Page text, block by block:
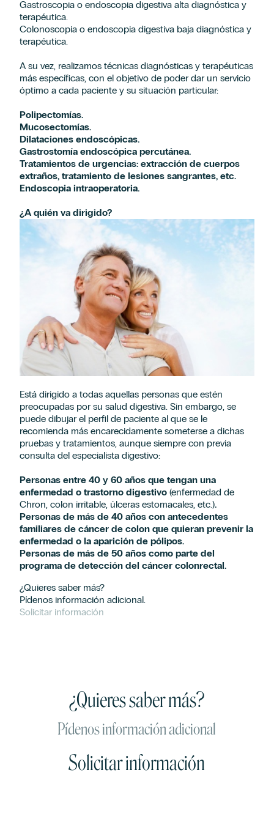
Gastroscopia o endoscopia digestiva alta diagnóstica y
terapéutica.
Colonoscopia o endoscopia digestiva baja diagnóstica y
terapéutica.
A su vez, realizamos técnicas diagnósticas y terapéuticas
más específicas, con el objetivo de poder dar un servicio
óptimo a cada paciente y su situación particular:
Polipectomías.
Mucosectomías.
Dilataciones endoscópicas.
Gastrostomía endoscópica percutánea.
Tratamientos de urgencias: extracción de cuerpos
extraños, tratamiento de lesiones sangrantes, etc.
Endoscopia intraoperatoria.
¿A quién va dirigido?
Está dirigido a todas aquellas personas que estén
preocupadas por su salud digestiva. Sin embargo, se
puede dibujar el perfil de paciente al que se le
recomienda más encarecidamente someterse a dichas
pruebas y tratamientos, aunque siempre con previa
consulta del especialista digestivo:
Personas entre 40 y 60 años que tengan una
enfermedad o trastorno digestivo (enfermedad de
Chron, colon irritable, úlceras estomacales, etc.).
Personas de más de 40 años con antecedentes
familiares de cáncer de colon que quieran prevenir la
enfermedad o la aparición de pólipos.
Personas de más de 50 años como parte del
programa de detección del cáncer colonrectal.
¿Quieres saber más?
Pídenos información adicional.
Solicitar información
¿Quieres saber más?
Pídenos información adicional
Solicitar información
Solicitud de información
Afirmo que he leído y acepto los términos en materia de protección de
datos de la Cláusula informativa de contacto.*
expresadas de Hospiten cuya composición puedes ser consultada en el
Aviso Legal.